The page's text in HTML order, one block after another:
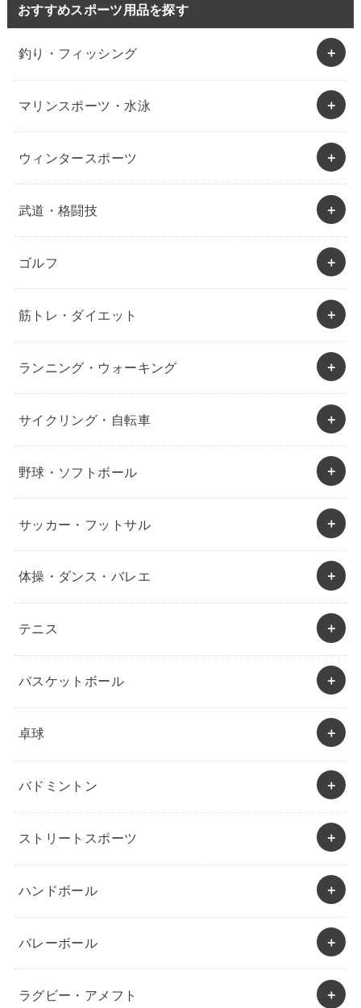
おすすめスポーツ用品を探す
釣り・フィッシング
マリンスポーツ・水泳
ウィンタースポーツ
武道・格闘技
ゴルフ
筋トレ・ダイエット
ランニング・ウォーキング
サイクリング・自転車
野球・ソフトボール
サッカー・フットサル
体操・ダンス・バレエ
テニス
バスケットボール
卓球
バドミントン
ストリートスポーツ
ハンドボール
バレーボール
ラグビー・アメフト